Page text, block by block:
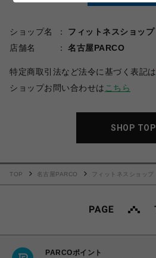
ショップ名
フィットネスショップ
店舗名
名古屋PARCO
特定商取引法など法令に基づく表記は
ショップお問い合わせは こちら
SHOP TOP
TOP 名古屋PARCO フィットネスショップ
PARCOポイント